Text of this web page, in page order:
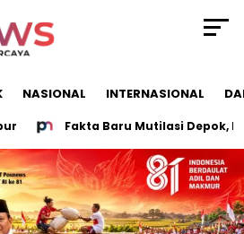
NASIONAL INTERNASIONAL
Fakta Baru Mutilasi Depok,